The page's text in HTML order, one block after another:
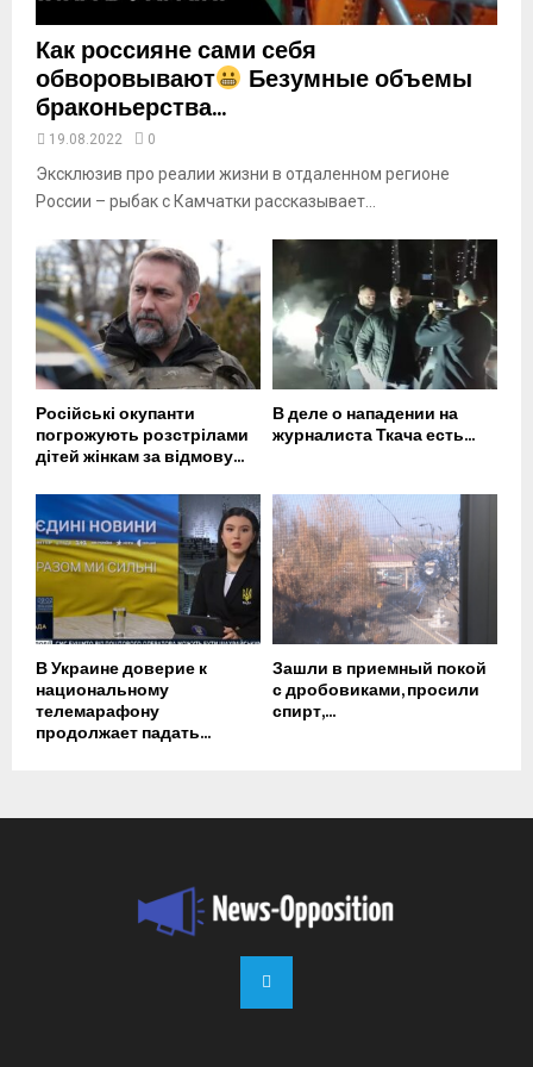
Как россияне сами себя
обворовывают Безумные объемы
браконьерства...
19.08.2022 0
Эксклюзив про реалии жизни в отдаленном регионе
России – рыбак с Камчатки рассказывает...
Російські окупанти
погрожують розстрілами
дітей жінкам за відмову...
В деле о нападении на
журналиста Ткача есть...
В Украине доверие к
национальному
телемарафону
продолжает падать...
Зашли в приемный покой
с дробовиками, просили
спирт,...